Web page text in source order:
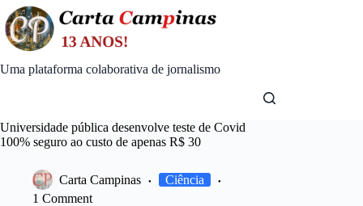
Skip
to
content
Uma plataforma colaborativa de jornalismo
Universidade pública desenvolve teste de Covid
100% seguro ao custo de apenas R$ 30
Carta Campinas
Ciência
1 Comment